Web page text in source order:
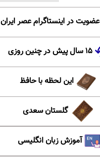
عضویت در اینستاگرام عصر ایران
۱۵ سال پیش در چنین روزی
این لحظه با حافظ
گلستان سعدی
آموزش زبان انگلیسی